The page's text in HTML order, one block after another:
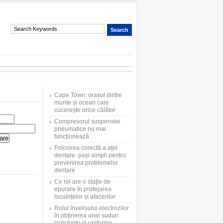
Cape Town: orașul dintre
munte și ocean care
cucerește orice călător
Compresorul suspensiei
pneumatice nu mai
funcționează
Folosirea corectă a aței
dentare: pași simpli pentru
prevenirea problemelor
dentare
Ce rol are o stație de
epurare în protejarea
locuințelor și afacerilor
Rolul învelișului electrozilor
în obținerea unei suduri